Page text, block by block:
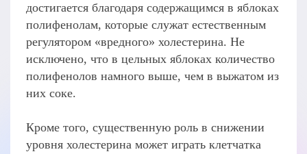
достигается благодаря содержащимся в яблоках
полифенолам, которые служат естественным
регулятором «вредного» холестерина. Не
исключено, что в цельных яблоках количество
полифенолов намного выше, чем в выжатом из
них соке.
Кроме того, существенную роль в снижении
уровня холестерина может играть клетчатка